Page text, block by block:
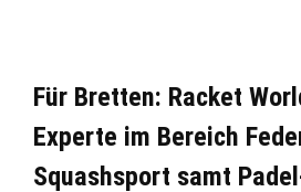
Für Bretten: Racket
Experte im Bereich
Squashsport samt